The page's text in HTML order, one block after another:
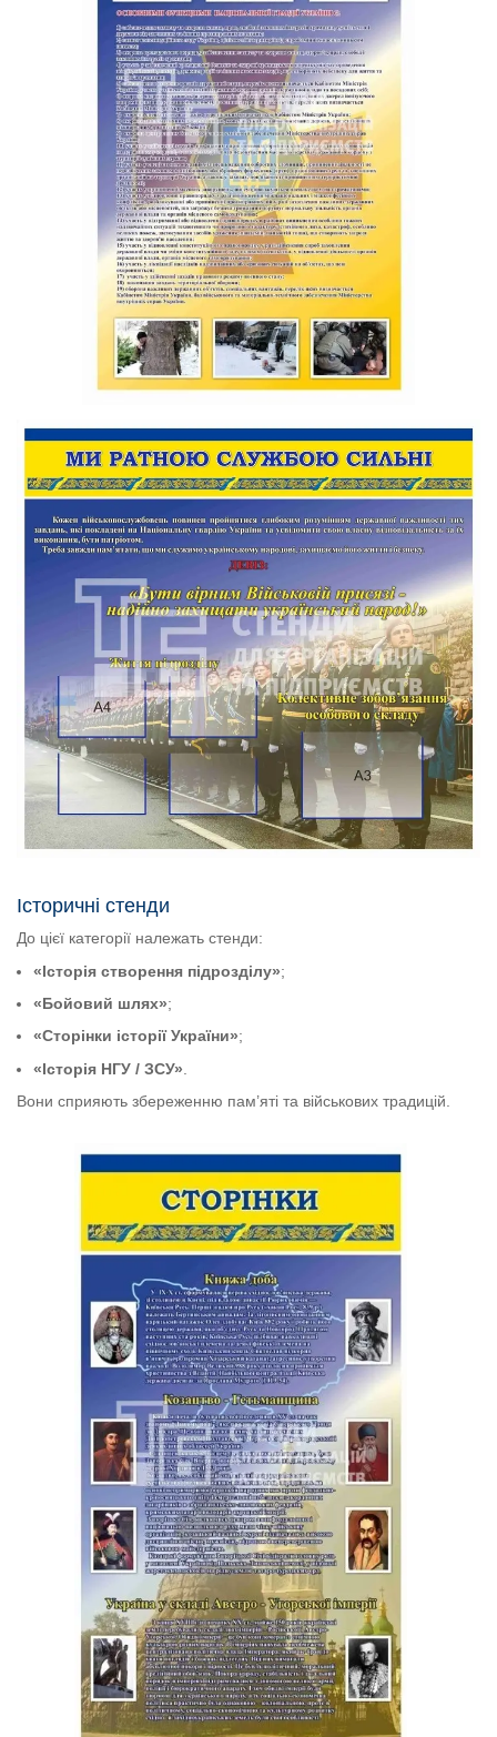
Історичні стенди
До цієї категорії належать стенди:
«Історія створення підрозділу»;
«Бойовий шлях»;
«Сторінки історії України»;
«Історія НГУ / ЗСУ»
Вони сприяють збереженню пам’яті та військових традицій.